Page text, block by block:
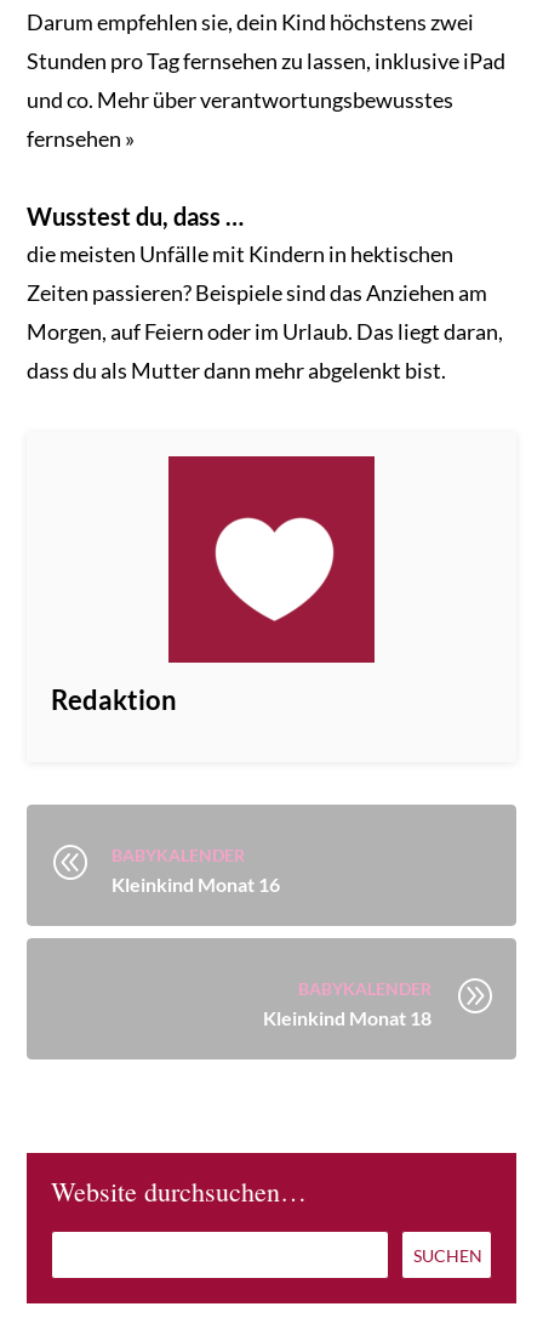
Darum empfehlen sie, dein Kind höchstens zwei
Stunden pro Tag fernsehen zu lassen, inklusive iPad
und co. Mehr über verantwortungsbewusstes
fernsehen »
Wusstest du, dass …
die meisten Unfälle mit Kindern in hektischen
Zeiten passieren? Beispiele sind das Anziehen am
Morgen, auf Feiern oder im Urlaub. Das liegt daran,
dass du als Mutter dann mehr abgelenkt bist.
Redaktion
@ BABYKALENDER
Kleinkind Monat 16
BABYKALENDER
Kleinkind Monat 18
A
Website durchsuchen…